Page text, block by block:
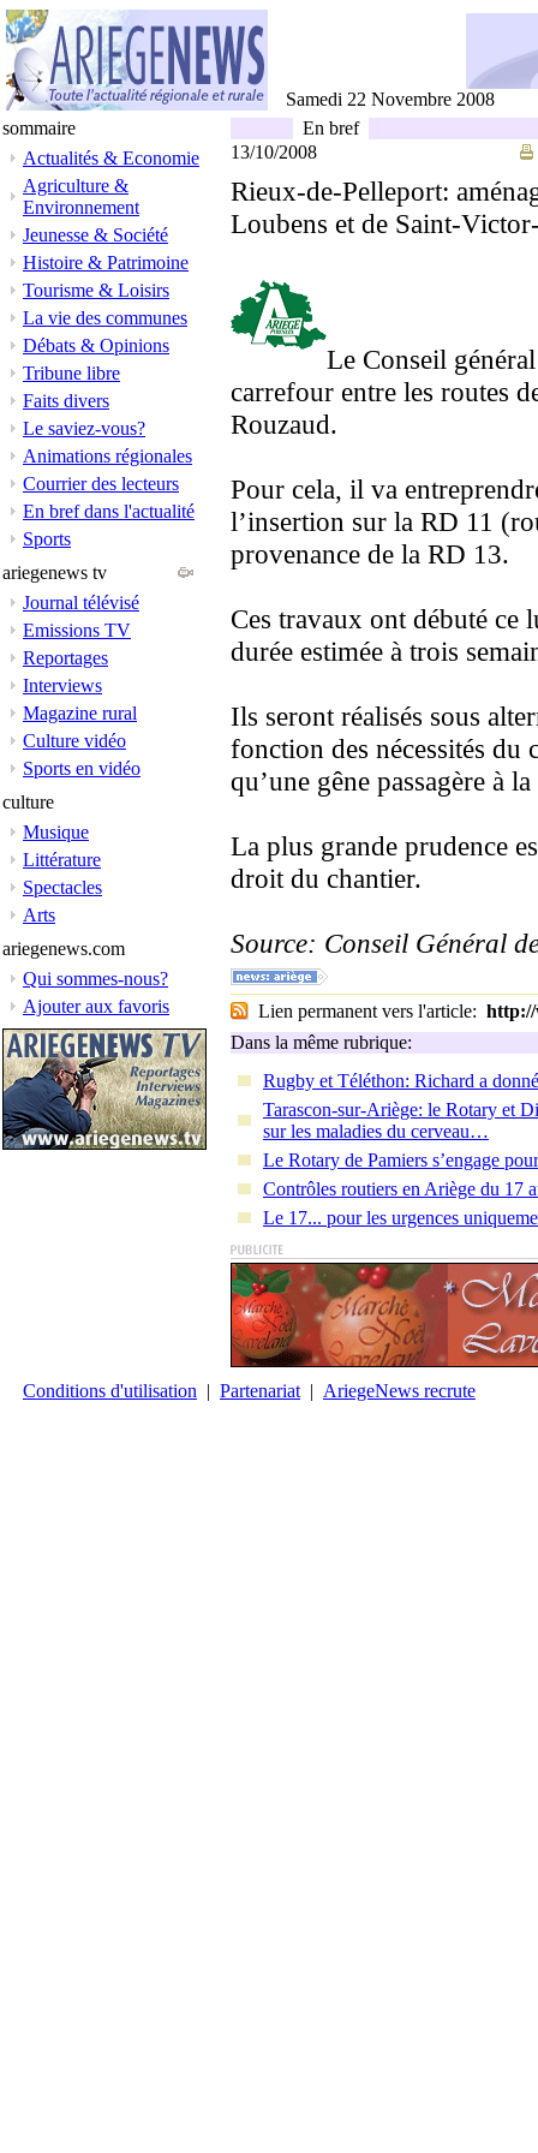
Samedi 22 Novembre 2008
sommaire
Actualités & Economie
Agriculture &
Environnement
Jeunesse & Société
Histoire & Patrimoine
Tourisme & Loisirs
La vie des communes
Débats & Opinions
Tribune libre
Faits divers
Le saviez-vous?
Animations régionales
Courrier des lecteurs
En bref dans l'actualité
Sports
ariegenews tv
Journal télévisé
Emissions TV
Reportages
Interviews
Magazine rural
Culture vidéo
Sports en vidéo
culture
Musique
Littérature
Spectacles
Arts
ariegenews.com
Qui sommes-nous?
Ajouter aux favoris
En bref
13/10/2008
Rieux-de-Pelleport:
Loubens et de Saint-
Le Conseil
carrefour entre les routes
Rouzaud.
Pour cela, il va
l’insertion sur la RD 11
provenance de la RD 13.
Ces travaux ont débuté
durée estimée à trois
Ils seront réalisés sous
fonction des nécessités du
qu’une gêne passagère à
La plus grande prudence
droit du chantier.
Source: Conseil Général
Lien permanent vers l'article: http://
Dans la même rubrique:
Rugby et Téléthon: Richard a
Tarascon-sur-Ariège: le Rotary et
sur les maladies du cerveau…
Le Rotary de Pamiers s’engage
Contrôles routiers en Ariège du 17
Le 17... pour les urgences
Conditions d'utilisation | Partenariat | AriegeNews recrute